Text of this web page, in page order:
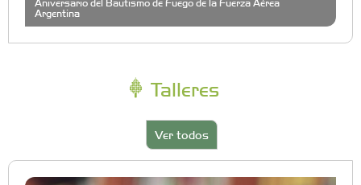
Argentina
Talleres
Ver todos